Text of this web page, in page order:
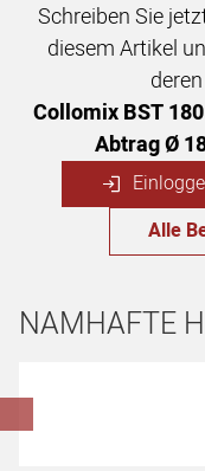
Schreiben Sie
diesem Artikel
Collomix BST
Abtrag Ø
Alle
NAMHAFTE